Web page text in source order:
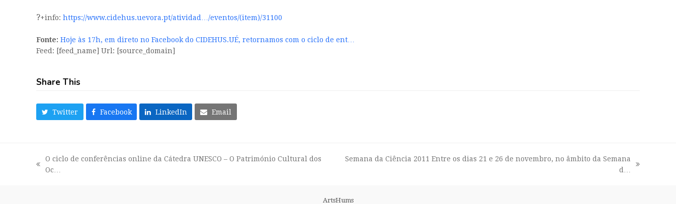
?+info: https://www.cidehus.uevora.pt/atividad…/eventos/(item)/31100
Fonte: Hoje às 17h, em direto no Facebook do CIDEHUS.UÉ, retornamos com o ciclo de ent…
Feed: [feed_name] Url: [source_domain]
Share This
Twitter Facebook LinkedIn Email
previous
O ciclo de conferências online da Cátedra UNESCO – O Património Cultural dos
Oc…
Semana da Ciência 2011 Entre os dias 21 e 26 de novembro, no âmbito da Semana
d…
ArtsHums